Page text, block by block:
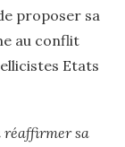
proposer sa
au conflit
Etats
réaffirmer sa